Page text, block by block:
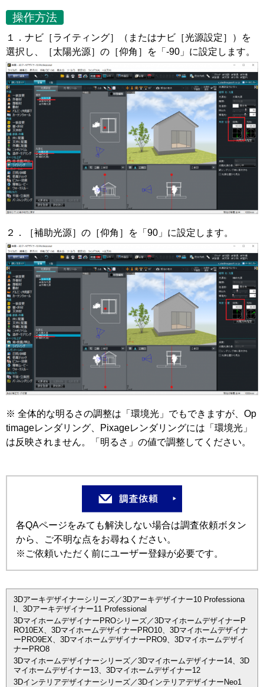
操作方法
１．ナビ［ライティング］（またはナビ［光源設定］）を
選択し、［太陽光源］の［仰角］を「-90」に設定します。
２．［補助光源］の［仰角］を「90」に設定します。
※ 全体的な明るさの調整は「環境光」でもできますが、Op
timageレンダリング、Pixageレンダリングには「環境光」
は反映されません。「明るさ」の値で調整してください。
各QAページをみても解決しない場合は調査依頼ボタン
から、ご不明な点をお尋ねください。
※ご依頼いただく前にユーザー登録が必要です。
3Dアーキデザイナーシリーズ／3Dアーキデザイナー10 Professiona
l、3Dアーキデザイナー11 Professional
3DマイホームデザイナーPROシリーズ／3DマイホームデザイナーP
RO10EX、3DマイホームデザイナーPRO10、3Dマイホームデザイナ
ーPRO9EX、3DマイホームデザイナーPRO9、3Dマイホームデザイ
ナーPRO8
3Dマイホームデザイナーシリーズ／3Dマイホームデザイナー14、3D
マイホームデザイナー13、3Dマイホームデザイナー12
3Dインテリアデザイナーシリーズ／3DインテリアデザイナーNeo1